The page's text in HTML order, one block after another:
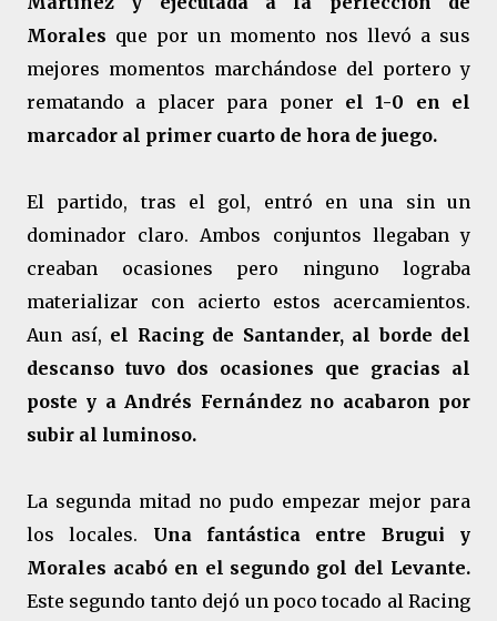
Morales que por un momento nos llevó a sus
mejores momentos marchándose del portero y
rematando a placer para poner el 1-0 en el
marcador al primer cuarto de hora de juego.
El partido, tras el gol, entró en una sin un
dominador claro. Ambos conjuntos llegaban y
creaban ocasiones pero ninguno lograba
materializar con acierto estos acercamientos.
Aun así, el Racing de Santander, al borde del
descanso tuvo dos ocasiones que gracias al
poste y a Andrés Fernández no acabaron por
subir al luminoso.
La segunda mitad no pudo empezar mejor para
los locales. Una fantástica entre Brugui y
Morales acabó en el segundo gol del Levante.
Este segundo tanto dejó un poco tocado al Racing